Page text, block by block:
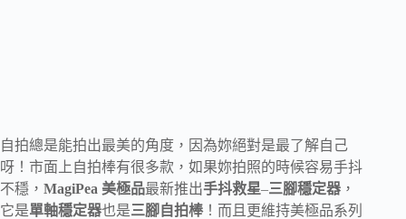
自拍總是能拍出最美的角度，因為妳絕對是最了解自己
呀！市面上自拍棒有很多款，如果妳拍照的時候容易手抖
不穩， MagiPea 美極品最新推出手抖救星–三腳穩定器 ，
它是單軸穩定器也是三腳自拍棒！而且更維持美極品系列